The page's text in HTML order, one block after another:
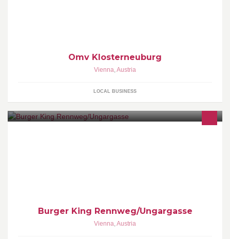
Omv Klosterneuburg
Vienna,Austria
LOCAL BUSINESS
Burger King Rennweg/Ungargasse
Vienna,Austria